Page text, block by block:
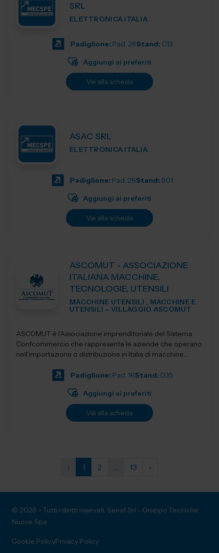
SRL
ELETTRONICA ITALIA
Padiglione: Pad. 28Stand: C13
Aggiungi ai preferiti
Vai alla scheda
ASAC SRL
ELETTRONICA ITALIA
Padiglione: Pad. 28Stand: B01
Aggiungi ai preferiti
Vai alla scheda
ASCOMUT - ASSOCIAZIONE
ITALIANA MACCHINE,
TECNOLOGIE, UTENSILI
MACCHINE UTENSILI , MACCHINE E
UTENSILI – VILLAGGIO ASCOMUT
ASCOMUT è l’Associazione imprenditoriale del Sistema
Confcommercio che rappresenta le aziende che operano
nell'importazione o distribuzione in Italia di macchine
Padiglione: Pad. 16Stand: D35
Aggiungi ai preferiti
Vai alla scheda
‹ 1 2 ... 13 ›
© 2026 - Tutti i diritti riservati. Senaf Srl - Gruppo Tecniche
Nuove Spa
Cookie PolicyPrivacy Policy